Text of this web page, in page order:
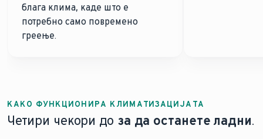
блага клима, каде што е
потребно само повремено
греење.
КАКО ФУНКЦИОНИРА КЛИМАТИЗАЦИЈАТА
Четири чекори до за да останете ладни.